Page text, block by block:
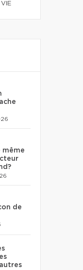
même
de